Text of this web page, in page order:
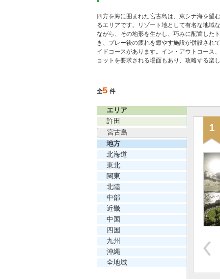
四方を海に囲まれた宮古島は、東シナ海を望
るエリアです。リゾート地として有名な地域
ながら、その地形を生かし、巧みに配置した
き、プレー後の疲れを癒やす施設が併設され
イドコースがあります。イン・アウトコース
ョットを要求される場面もあり、攻略する楽
全5 件
エリア
許田
宮古島
地方
北海道
東北
関東
北陸
中部
近畿
中国
四国
九州
沖縄
全地域
1